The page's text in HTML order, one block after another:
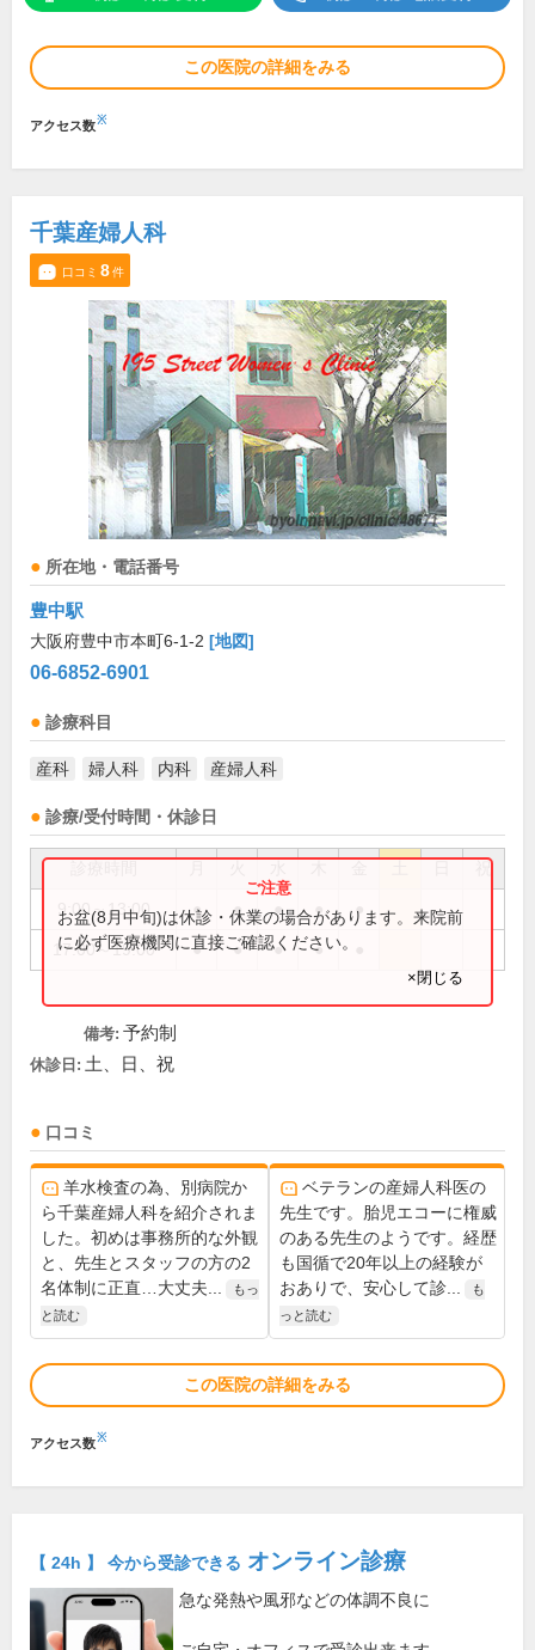
この医院の詳細をみる
アクセス数※
千葉産婦人科
口コミ 8件
所在地・電話番号
豊中駅
大阪府豊中市本町6-1-2 [地図]
06-6852-6901
診療科目
産科 婦人科 内科 産婦人科
診療/受付時間・休診日
祝
9:00～13:00 ● ● ● ● ●
17:00～19:00 ● ● ● ●
お盆(8月中旬)は休診・休業の場合があります。来院前
に必ず医療機関に直接ご確認ください。
×閉じる
備考: 予約制
休診日: 土、日、祝
口コミ
羊水検査の為、別病院か
ら千葉産婦人科を紹介されま
した。初めは事務所的な外観
と、先生とスタッフの方の2
名体制に正直…大丈夫...
もっ
と読む
ベテランの産婦人科医の
先生です。胎児エコーに権威
のある先生のようです。経歴
も国循で20年以上の経験が
おありで、安心して診...
も
っと読む
この医院の詳細をみる
アクセス数※
【 24h 】 今から受診できる オンライン診療
急な発熱や風邪などの体調不良に